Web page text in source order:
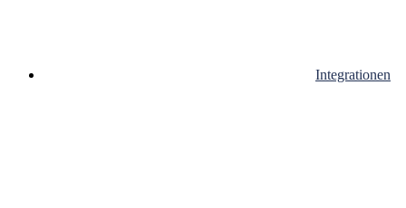
Integrationen